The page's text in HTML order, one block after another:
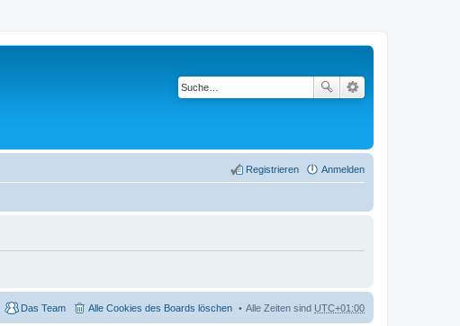
Anmelden
Registrieren
Alle Zeiten sind UTC+01:00
Alle Cookies des Boards löschen
Das Team